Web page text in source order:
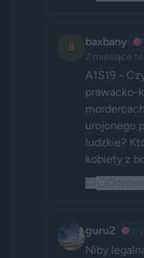
B baxbany 🎯
2 miesiące
A1S19 -
prawacko-
urojonego
ludzkie?
kobiety z
guru2 🎯
Niby